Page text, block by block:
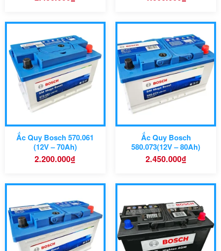
Kích thước: 330 x 174×225
Kích thước 278 x 175 x
175 mm
Công nghệ:
Dòng xe tương thích:
Ắc Quy Bosch 570.061
(12V – 70Ah)
2.200.000₫
Bảo hàng
Công nghệ:
Dòng xe tương thích:
Ắc Quy Bosch
580.073(12V – 80Ah)
2.450.000₫
Kích thước 314 x 174 x
190 mm
Bảo hàng